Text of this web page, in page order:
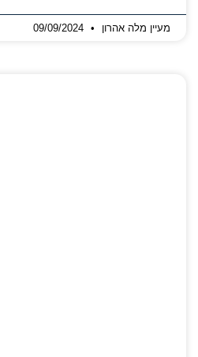
מעיין מלה אהרון